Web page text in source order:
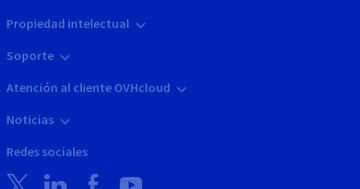
Propiedad intelectual
Soporte
Atención al cliente OVHcloud
Noticias
Redes sociales